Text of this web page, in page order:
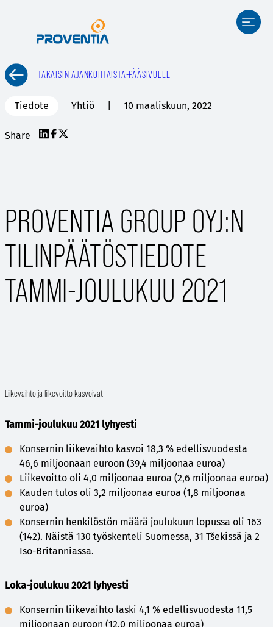
TAKAISIN AJANKOHTAISTA-PÄÄSIVULLE
Tiedote Yhtiö 10 maaliskuun, 2022
Share
PROVENTIA GROUP OYJ:N
TILINPÄÄTÖSTIEDOTE
TAMMI-JOULUKUU 2021
Liikevaihto ja liikevoitto kasvoivat
Tammi-joulukuu 2021 lyhyesti
Konsernin liikevaihto kasvoi 18,3 % edellisvuodesta
46,6 miljoonaan euroon (39,4 miljoonaa euroa)
Liikevoitto oli 4,0 miljoonaa euroa (2,6 miljoonaa euroa)
Kauden tulos oli 3,2 miljoonaa euroa (1,8 miljoonaa
euroa)
Konsernin henkilöstön määrä joulukuun lopussa oli 163
(142). Näistä 130 työskenteli Suomessa, 31 Tšekissä ja 2
Iso-Britanniassa.
Loka-joulukuu 2021 lyhyesti
Konsernin liikevaihto laski 4,1 % edellisvuodesta 11,5
miljoonaan euroon (12,0 miljoonaa euroa)